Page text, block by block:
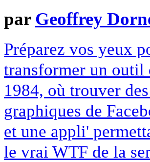
par Geoffrey
Préparez vos yeux
transformer un outil
1984, où trouver
graphiques de
et une appli'
le vrai WTF de la